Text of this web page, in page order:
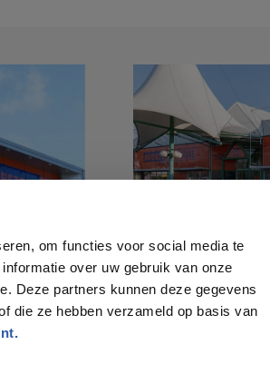
om functies voor social media te
over uw gebruik van onze
Deze partners kunnen deze gegevens
die ze hebben verzameld op basis van